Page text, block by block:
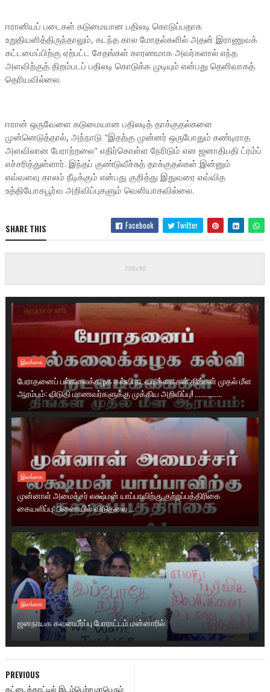
ஈரானியப் படைகள் கடுமையான பதிலடி கொடுப்பதாக
உறுதியளித்திருந்தாலும், கடந்த கால மோதல்களில் அதன் இராணுவக்
கட்டமைப்பிற்கு ஏற்பட்ட சேதங்கள் காரணமாக அவர்களால் எந்த
அளவிற்குத் திறம்படப் பதிலடி கொடுக்க முடியும் என்பது தெளிவாகத்
தெரியவில்லை.
ஈரான் ஒருவேளை கடுமையான பதிலடித் தாக்குதல்களை
முன்னெடுத்தால், அந்நாடு "இதற்கு முன்னர் ஒருபோதும் கண்டிராத
அளவிலான பேராற்றலை" எதிர்கொள்ள நேரிடும் என ஜனாதிபதி ட்ரம்ப்
எச்சரித்துள்ளார். இந்தப் குண்டுவீச்சுத் தாக்குதல்கள் இன்னும்
எவ்வளவு காலம் நீடிக்கும் என்பது குறித்து இதுவரை எவ்வித
உத்தியோகபூர்வ அறிவிப்புகளும் வெளியாகவில்லை.
SHARE THIS Facebook Twitter
இலங்கை
பேராதனைப் பல்கலைக்கழக கல்வி நடவடிக்கைகள் திங்கள் முதல் மீள
ஆரம்பம்: விடுதி மாணவர்களுக்கு முக்கிய அறிவிப்பு! ...............
இலங்கை
முன்னாள் அமைச்சர் லக்ஷ்மன் யாப்பாவிற்கு குற்றப்பத்திரிகை
கையளிப்பு: பிணையில் விடுதலை ...
இலங்கை
ஜனநாயக கவனயீர்ப்பு போராட்டம் மன்னாரில்
PREVIOUS
கட்டைக்காட்டில் இடம்பெற்ற மாபெரும்